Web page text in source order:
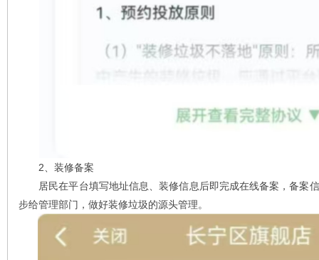
2、装修备案
居民在平台填写地址信息、装修信息后即完成在线备案，备案
步给管理部门，做好装修垃圾的源头管理。